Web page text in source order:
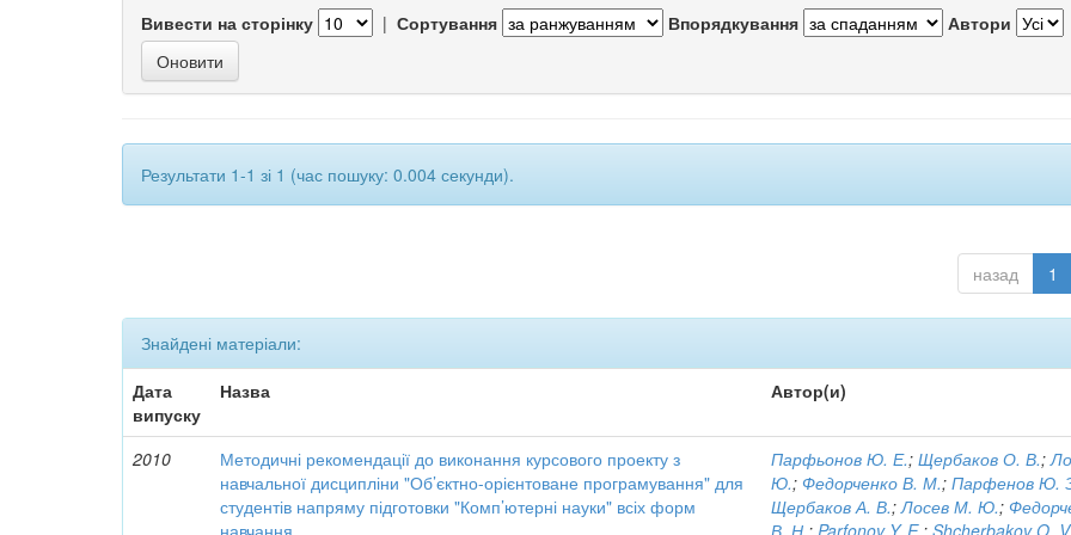
Вивести на сторінку | Сортування Впорядкування Автори
Результати 1-1 зі 1 (час пошуку: 0.004 секунди).
назад 1
Знайдені матеріали:
Дата
випуску
Назва Автор(и)
2010
Методичні рекомендації до виконання курсового проекту з
навчальної дисципліни "Об’єктно-орієнтоване програмування" для
студентів напряму підготовки "Комп’ютерні науки" всіх форм
навчання
Парфьонов Ю. Е.;Щербаков О. В.;
Ю.;Федорченко В. М.;Парфенов Ю.
Щербаков А. В.;Лосев М. Ю.;
В. Н. ; Parfonov Y. E. ;Shcherbakov O. V.